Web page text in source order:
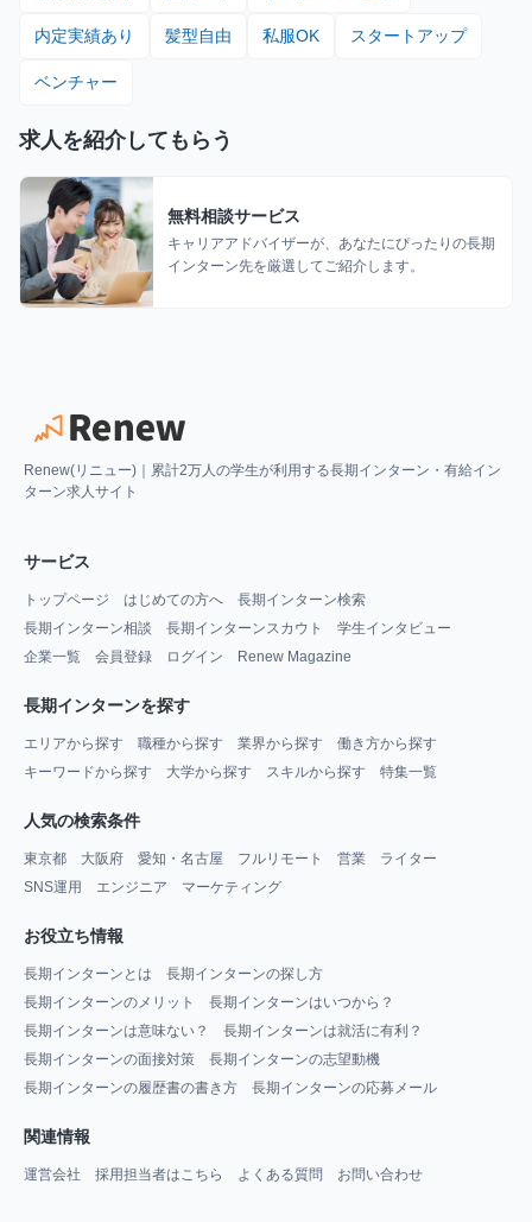
内定実績あり 髪型自由 私服OK スタートアップ
ベンチャー
求人を紹介してもらう
無料相談サービス
キャリアアドバイザーが、あなたにぴったりの長期
インターン先を厳選してご紹介します。
Renew(リニュー)｜累計2万人の学生が利用する長期インターン・有給イン
ターン求人サイト
サービス
トップページ はじめての方へ
長期インターン検索
長期インターン相談
長期インターンスカウト
学生インタビュー
企業一覧
会員登録 ログイン Renew Magazine
長期インターンを探す
エリアから探す 職種から探す 業界から探す
働き方から探す
キーワードから探す
大学から探す スキルから探す 特集一覧
人気の検索条件
東京都 大阪府 愛知・名古屋 フルリモート 営業
ライター
SNS運用
エンジニア マーケティング
お役立ち情報
長期インターンとは
長期インターンの探し方
長期インターンのメリット
長期インターンはいつから？
長期インターンは意味ない？
長期インターンは就活に有利？
長期インターンの面接対策
長期インターンの志望動機
長期インターンの履歴書の書き方
長期インターンの応募メール
関連情報
運営会社 採用担当者はこちら よくある質問 お問い合わせ